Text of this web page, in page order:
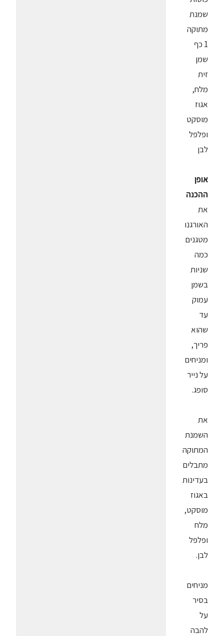
שמנת
מתוקה
1 כף
שמן
זית
מלח,
אגוז
מוסקט
ופלפל
לבן
אופן
ההכנה
את
האורגנו
מטגנים
כמה
שניות
בשמן
עמוק
עד
שהוא
פריך,
ומניחים
על נייר
סופג.
את
השמנת
המתוקה
מתבלים
בעדינות
באגוז
מוסקט,
מלח
ופלפל
לבן.
מניחים
בסיר
על
להבה